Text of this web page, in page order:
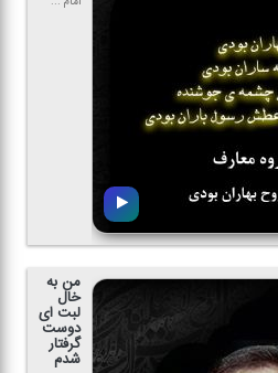
من به
خال
لبت ای
دوست
گرفتار
شدم